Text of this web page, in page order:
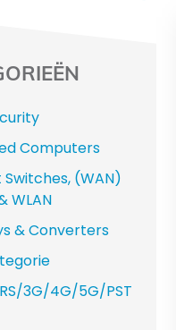
Computers
(WAN)
WLAN
& Converters
3G/4G/5G/PST